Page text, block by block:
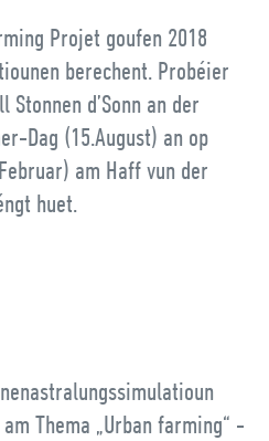
Projet goufen 2018
berechent. Probéier
d’Sonn an der
Dag (15.August) an op
am Haff vun der
huet.
Thema „Urban farming“ -